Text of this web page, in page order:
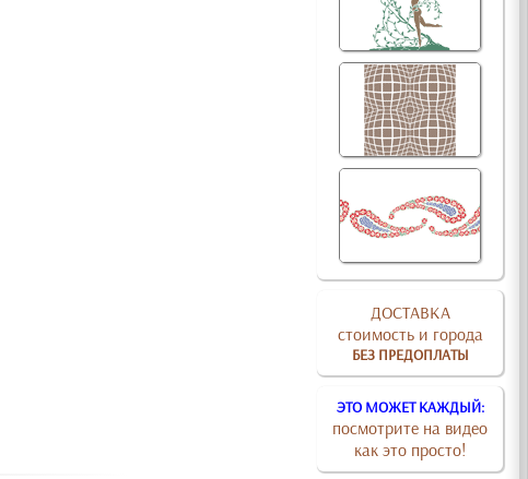
ДОСТАВКА
стоимость и города
БЕЗ ПРЕДОПЛАТЫ
ЭТО МОЖЕТ КАЖДЫЙ:
посмотрите на видео
как это просто!